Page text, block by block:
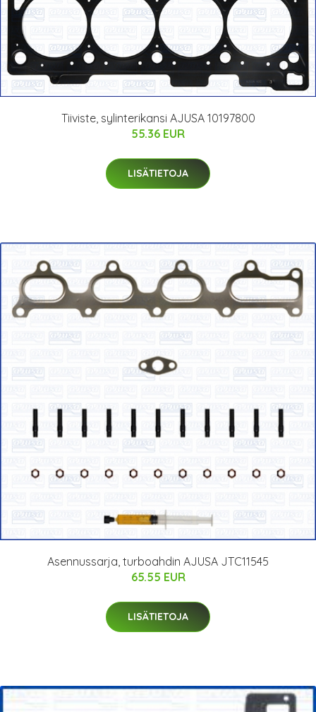
Tiiviste, sylinterikansi AJUSA 10197800
55.36 EUR
LISÄTIETOJA
Asennussarja, turboahdin AJUSA JTC11545
65.55 EUR
LISÄTIETOJA